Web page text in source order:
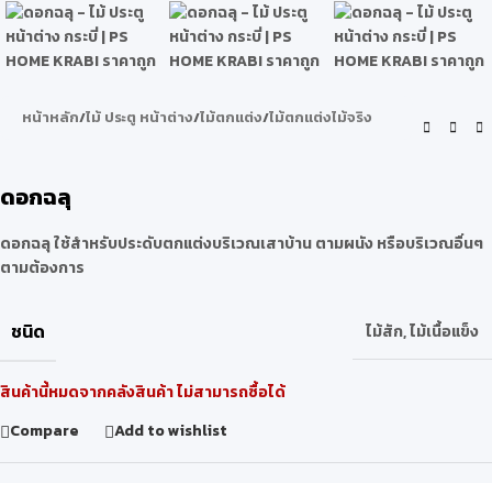
หน้าหลัก/ไม้ ประตู หน้าต่าง/ไม้ตกแต่ง/ไม้ตกแต่งไม้จริง
ดอกฉลุ
ดอกฉลุ ใช้สำหรับประดับตกแต่งบริเวณเสาบ้าน ตามผนัง หรือบริเวณอื่นๆ
ตามต้องการ
ชนิด ไม้สัก,ไม้เนื้อแข็ง
สินค้านี้หมดจากคลังสินค้า ไม่สามารถซื้อได้
Compare
Add to wishlist